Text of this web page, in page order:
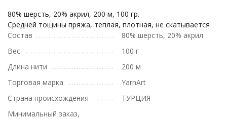
80% шерсть, 20% акрил, 200 м, 100 гр.
Средней тощины пряжа, теплая, плотная, не скатывается
Состав
80% шерсть, 20% акрил
Вес
100 г
Длина нити
200 м
Торговая марка
YarnArt
Страна происхождения
ТУРЦИЯ
Минимальный заказ,